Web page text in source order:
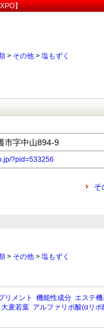
】
> その他 > 塩もずく
字中山894-9
?pid=533256
そ
> その他 > 塩もずく
リメント 機能性成分 エステ
大麦若葉 アルファリポ酸(αリポ